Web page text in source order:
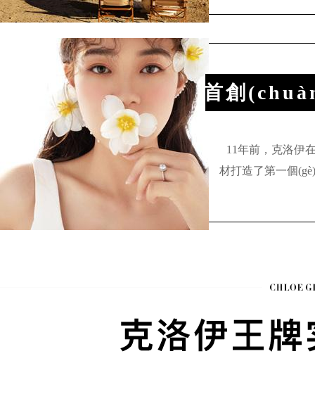
首創
11年前，克洛
材打造了第一個